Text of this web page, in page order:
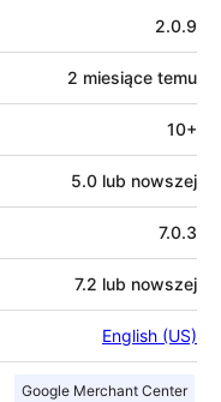
2.0.9
2 miesiące temu
10+
5.0 lub nowszej
7.0.3
7.2 lub nowszej
English (US)
Google Merchant Center